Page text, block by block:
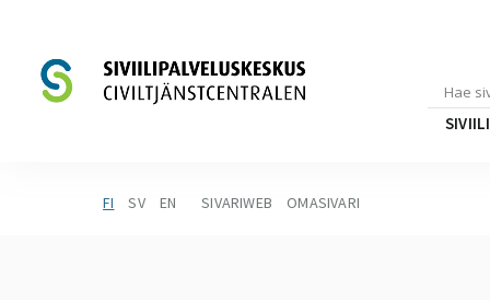
FI SV EN SIVARIWEB OMASIVARI